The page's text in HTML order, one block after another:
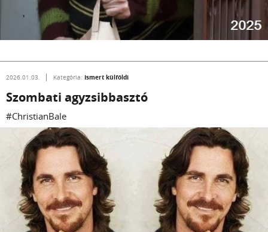
2026.01.03. Kategória: Ismert külföldi
Szombati agyzsibbasztó
#ChristianBale